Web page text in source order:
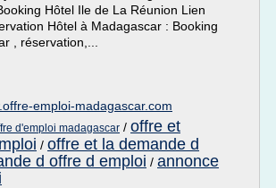
Hôtel Ile de La Réunion Lien
Hôtel à Madagascar : Booking
, réservation,...
emploi-madagascar.com
d'emploi madagascar / offre et
/ offre et la demande d
d offre d emploi / annonce